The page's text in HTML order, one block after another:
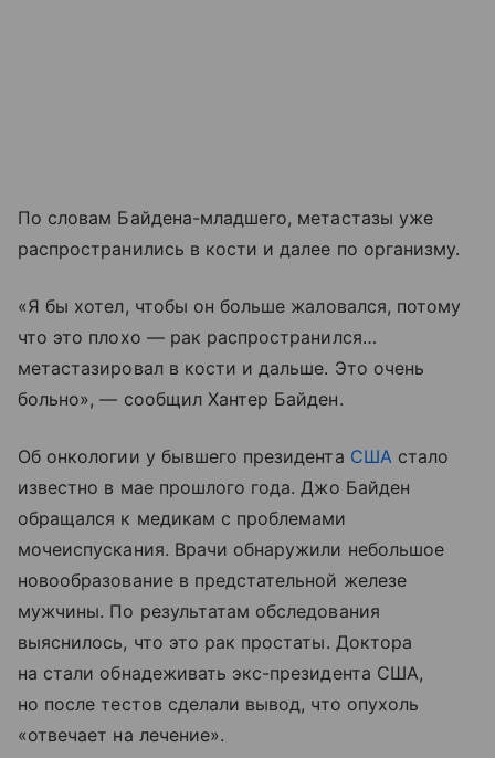
По словам Байдена-младшего, метастазы уже
распространились в кости и далее по организму.
«Я бы хотел, чтобы он больше жаловался, потому
что это плохо — рак распространился…
метастазировал в кости и дальше. Это очень
больно», — сообщил Хантер Байден.
Об онкологии у бывшего президента США стало
известно в мае прошлого года. Джо Байден
обращался к медикам с проблемами
мочеиспускания. Врачи обнаружили небольшое
новообразование в предстательной железе
мужчины. По результатам обследования
выяснилось, что это рак простаты. Доктора
на стали обнадеживать экс-президента США,
но после тестов сделали вывод, что опухоль
«отвечает на лечение».